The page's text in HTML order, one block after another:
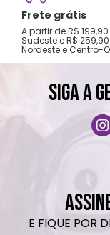
Frete grátis
A partir de R$
Sudeste e R$
Nordeste e Centro-
SIGA A
E FIQUE POR